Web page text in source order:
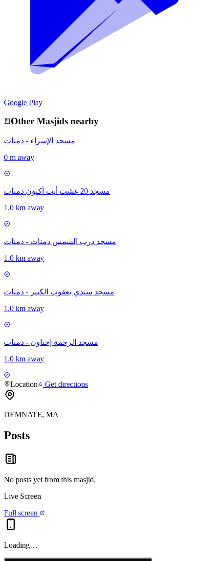
Google Play
Other Masjids nearby
مسجد الإسراء - دمنات
0 m away
مسجد 20 غشت أيت أكنون دمنات
1.0 km away
مسجد درب الشمس دمنات - دمنات
1.0 km away
مسجد سيدي يعقوب الكبير - دمنات
1.0 km away
مسجد الرحمة إحناون - دمنات
1.0 km away
Location Get directions
DEMNATE, MA
Posts
No posts yet from this masjid.
Live Screen
Full screen
Loading…